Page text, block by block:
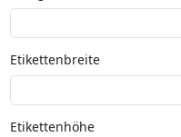
Etikettenbreite
Etikettenhöhe